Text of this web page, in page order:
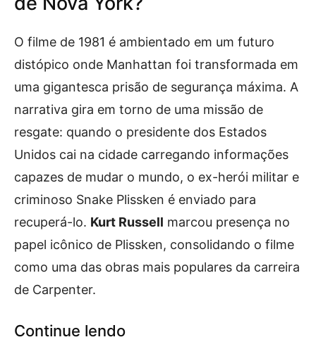
O filme de 1981 é ambientado em um futuro
distópico onde Manhattan foi transformada em
uma gigantesca prisão de segurança máxima. A
narrativa gira em torno de uma missão de
resgate: quando o presidente dos Estados
Unidos cai na cidade carregando informações
capazes de mudar o mundo, o ex-herói militar e
criminoso Snake Plissken é enviado para
recuperá-lo. Kurt Russell marcou presença no
papel icônico de Plissken, consolidando o filme
como uma das obras mais populares da carreira
de Carpenter.
Continue lendo